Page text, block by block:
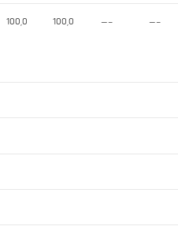
100,0 100,0 —– —–